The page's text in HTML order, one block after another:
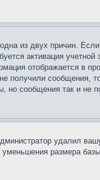
из двух причин.
активация
отображается в
получили сообщения,
но сообщения так и не
удалил
размера